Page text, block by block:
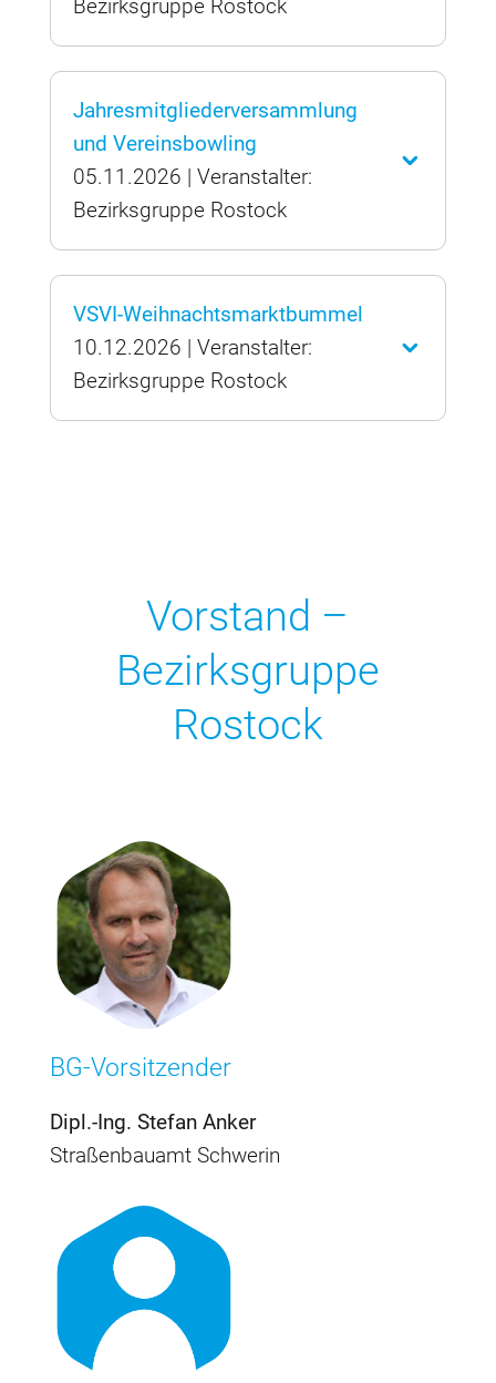
Bezirksgruppe Rostock
Jahresmitgliederversammlung
und Vereinsbowling
05.11.2026 | Veranstalter:
Bezirksgruppe Rostock
VSVI-Weihnachtsmarktbummel
10.12.2026 | Veranstalter:
Bezirksgruppe Rostock
Vorstand –
Bezirksgruppe
Rostock
BG-Vorsitzender
Dipl.-Ing. Stefan Anker
Straßenbauamt Schwerin